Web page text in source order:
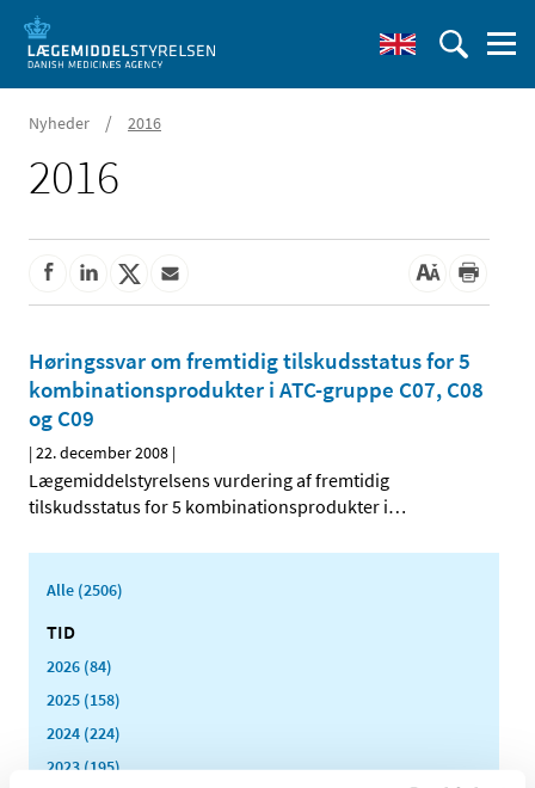
Nyheder / 2016
2016
Høringssvar om fremtidig tilskudsstatus for 5
kombinationsprodukter i ATC-gruppe C07, C08
og C09
|22. december 2008 |
Lægemiddelstyrelsens vurdering af fremtidig
tilskudsstatus for 5 kombinationsprodukter i…
Alle (2506)
TID
2026 (84)
2025 (158)
2024 (224)
2023 (195)